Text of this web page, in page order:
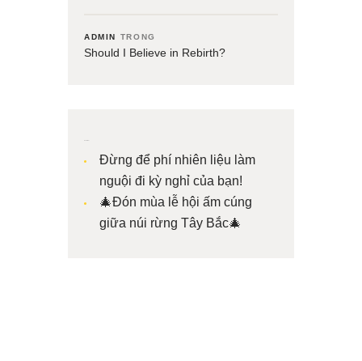
ADMIN TRONG
Should I Believe in Rebirth?
Đừng để phí nhiên liệu làm
nguội đi kỳ nghỉ của bạn!
🎄Đón mùa lễ hội ấm cúng
giữa núi rừng Tây Bắc🎄